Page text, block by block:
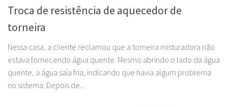
Troca de resistência de aquecedor de
torneira
Nessa casa, a cliente reclamou que a torneira misturadora não
estava fornecendo água quente. Mesmo abrindo o lado da água
quente, a água saía fria, indicando que havia algum problema
no sistema. Depois de...